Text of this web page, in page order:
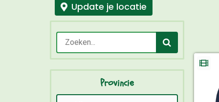
Update je locatie
Provincie